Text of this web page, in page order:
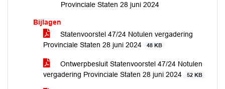
Provinciale Staten 28 juni 2024
Bijlagen
Statenvoorstel 47/24 Notulen vergadering
Provinciale Staten 28 juni 2024
48 KB
Ontwerpbesluit Statenvoorstel 47/24 Notulen
vergadering Provinciale Staten 28 juni 2024
52 KB